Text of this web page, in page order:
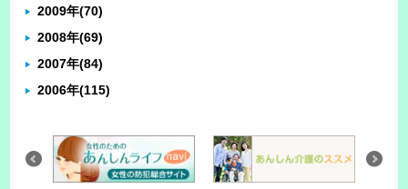
2009年(70)
2008年(69)
2007年(84)
2006年(115)